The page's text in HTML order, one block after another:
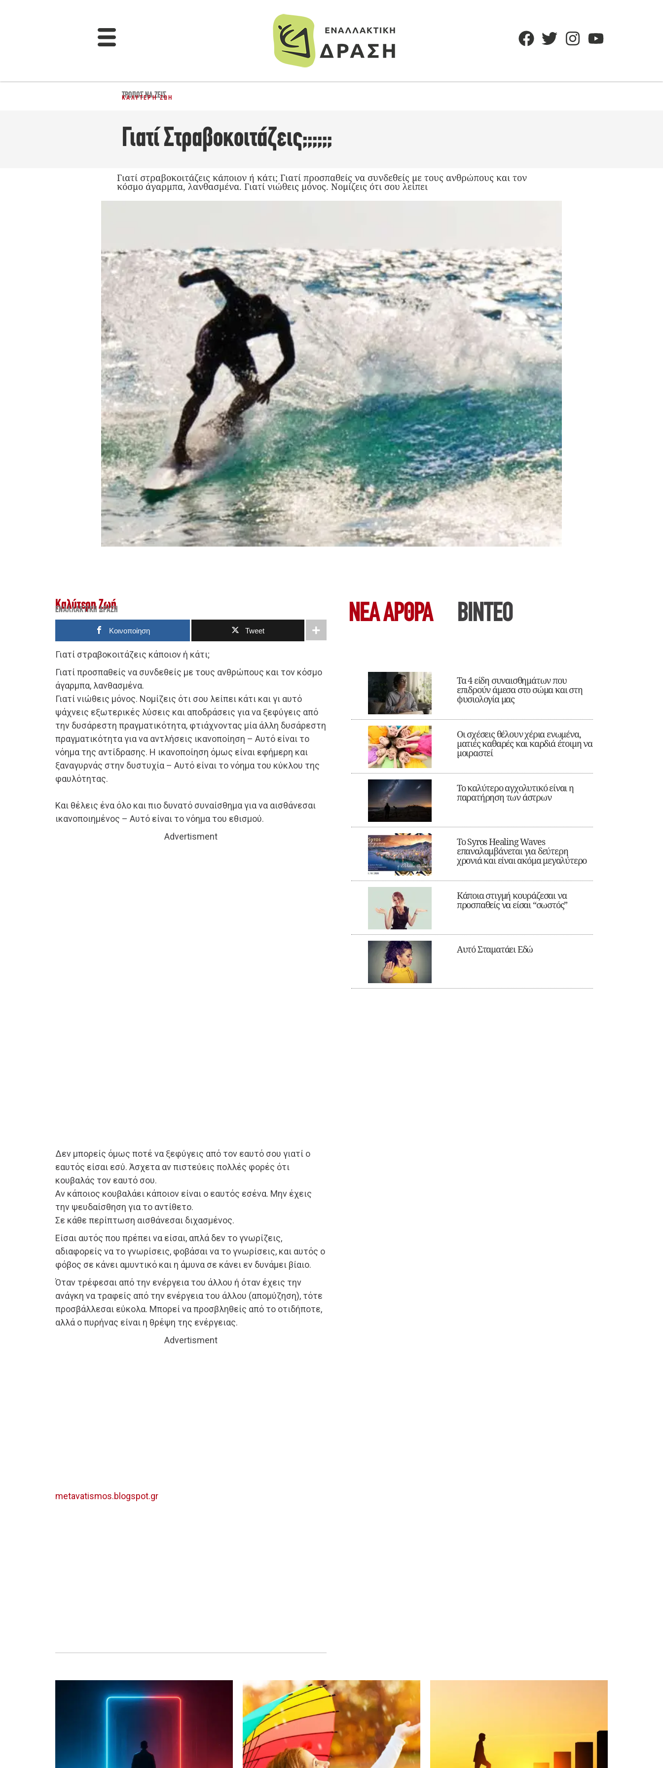
ΤΡΌΠΟΣ ΝΑ ΖΕΙΣ
ΚΑΛΎΤΕΡΗ ΖΩΉ
Γιατί Στραβοκοιτάζεις;;;;;;
Γιατί στραβοκοιτάζεις κάποιον ή κάτι; Γιατί προσπαθείς να συνδεθείς με τους ανθρώπους και τον
κόσμο άγαρμπα, λανθασμένα. Γιατί νιώθεις μόνος. Νομίζεις ότι σου λείπει
Καλύτερη Ζωή
ΕΝΑΛΛΑΚΤΙΚΉ ΔΡΆΣΗ
Κοινοποίηση Tweet
Γιατί στραβοκοιτάζεις κάποιον ή κάτι;
Γιατί προσπαθείς να συνδεθείς με τους ανθρώπους και τον κόσμο
άγαρμπα, λανθασμένα.
Γιατί νιώθεις μόνος. Νομίζεις ότι σου λείπει κάτι και γι αυτό
ψάχνεις εξωτερικές λύσεις και αποδράσεις για να ξεφύγεις από
την δυσάρεστη πραγματικότητα, φτιάχνοντας μία άλλη δυσάρεστη
πραγματικότητα για να αντλήσεις ικανοποίηση – Αυτό είναι το
νόημα της αντίδρασης. Η ικανοποίηση όμως είναι εφήμερη και
ξαναγυρνάς στην δυστυχία – Αυτό είναι το νόημα του κύκλου της
φαυλότητας.
Και θέλεις ένα όλο και πιο δυνατό συναίσθημα για να αισθάνεσαι
ικανοποιημένος – Αυτό είναι το νόημα του εθισμού.
Advertisment
Δεν μπορείς όμως ποτέ να ξεφύγεις από τον εαυτό σου γιατί ο
εαυτός είσαι εσύ. Άσχετα αν πιστεύεις πολλές φορές ότι
κουβαλάς τον εαυτό σου.
Αν κάποιος κουβαλάει κάποιον είναι ο εαυτός εσένα. Μην έχεις
την ψευδαίσθηση για το αντίθετο.
Σε κάθε περίπτωση αισθάνεσαι διχασμένος.
Είσαι αυτός που πρέπει να είσαι, απλά δεν το γνωρίζεις,
αδιαφορείς να το γνωρίσεις, φοβάσαι να το γνωρίσεις, και αυτός ο
φόβος σε κάνει αμυντικό και η άμυνα σε κάνει εν δυνάμει βίαιο.
Όταν τρέφεσαι από την ενέργεια του άλλου ή όταν έχεις την
ανάγκη να τραφείς από την ενέργεια του άλλου (απομύζηση), τότε
προσβάλλεσαι εύκολα. Μπορεί να προσβληθείς από το οτιδήποτε,
αλλά ο πυρήνας είναι η θρέψη της ενέργειας.
Advertisment
metavatismos.blogspot.gr
ΝΕΑ ΆΡΘΡΑ ΒΙΝΤΕΟ
Τα 4 είδη συναισθημάτων που
επιδρούν άμεσα στο σώμα και στη
φυσιολογία μας
Οι σχέσεις θέλουν χέρια ενωμένα,
ματιές καθαρές και καρδιά έτοιμη να
μοιραστεί
Το καλύτερο αγχολυτικό είναι η
παρατήρηση των άστρων
Το Syros Healing Waves
επαναλαμβάνεται για δεύτερη
χρονιά και είναι ακόμα μεγαλύτερο
Κάποια στιγμή κουράζεσαι να
προσπαθείς να είσαι “σωστός”
Αυτό Σταματάει Εδώ